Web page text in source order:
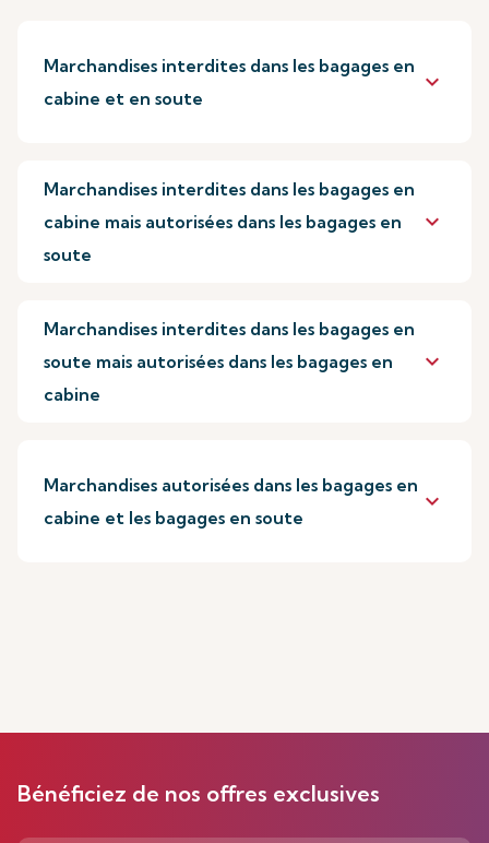
Marchandises interdites dans les bagages en
cabine et en soute
keyboard_arrow_down
Marchandises interdites dans les bagages en
cabine mais autorisées dans les bagages en
soute
keyboard_arrow_down
Marchandises interdites dans les bagages en
soute mais autorisées dans les bagages en
cabine
keyboard_arrow_down
Marchandises autorisées dans les bagages en
cabine et les bagages en soute
keyboard_arrow_down
Bénéficiez de nos offres exclusives